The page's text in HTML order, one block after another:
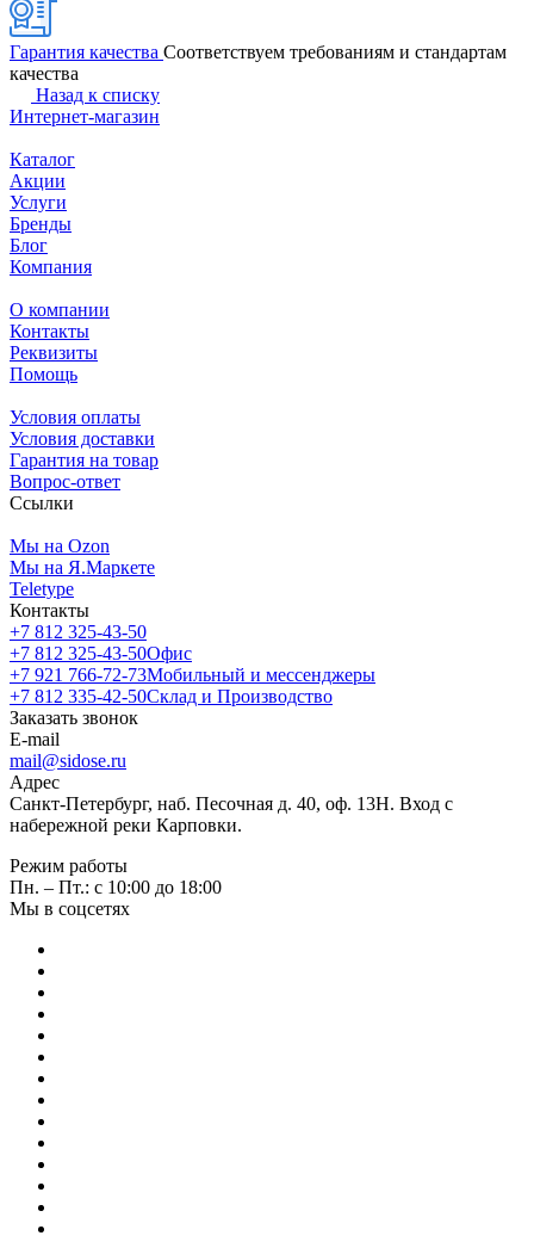
Гарантия качества Соответствуем требованиям и стандартам
качества
Назад к списку
Интернет-магазин
Каталог
Акции
Услуги
Бренды
Блог
Компания
О компании
Контакты
Реквизиты
Помощь
Условия оплаты
Условия доставки
Гарантия на товар
Вопрос-ответ
Ссылки
Мы на Ozon
Мы на Я.Маркете
Teletype
Контакты
+7 812 325-43-50
+7 812 325-43-50Офис
+7 921 766-72-73Мобильный и мессенджеры
+7 812 335-42-50Склад и Производство
Заказать звонок
E-mail
mail@sidose.ru
Адрес
Санкт-Петербург, наб. Песочная д. 40, оф. 13Н. Вход с
набережной реки Карповки.
Режим работы
Пн. – Пт.: с 10:00 до 18:00
Мы в соцсетях